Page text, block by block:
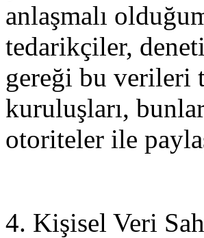
anlaşmalı
tedarikçiler,
gereği bu verileri
kuruluşları,
otoriteler ile
4. Kişisel Veri